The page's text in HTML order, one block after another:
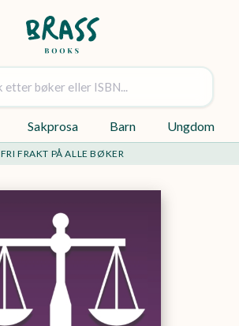
Sakprosa Barn Ungdom
FRI FRAKT PÅ ALLE BØKER